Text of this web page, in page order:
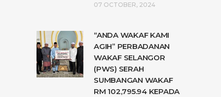
07 OCTOBER, 2024
“ANDA WAKAF KAMI
AGIH” PERBADANAN
WAKAF SELANGOR
(PWS) SERAH
SUMBANGAN WAKAF
RM 102,795.94 KEPADA